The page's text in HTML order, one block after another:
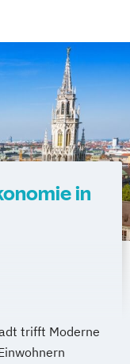
in
trifft Moderne